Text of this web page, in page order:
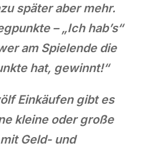
später aber mehr.
– „Ich hab’s“
am Spielende die
hat, gewinnt!“
Einkäufen gibt es
kleine oder große
Geld- und